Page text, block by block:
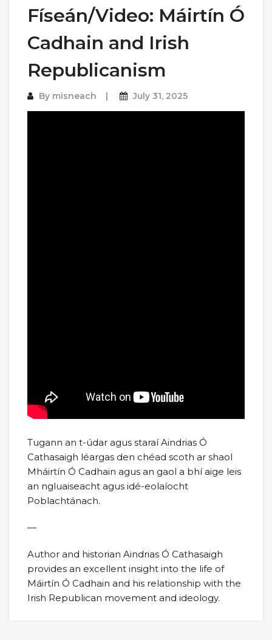
Físeán/Video: Máirtín Ó
Cadhain and Irish
Republicanism
By misneach July 31, 2025
Tugann an t-údar agus staraí Aindrias Ó
Cathasaigh léargas den chéad scoth ar shaol
Mháirtín Ó Cadhain agus an gaol a bhí aige leis
an ngluaiseacht agus idé-eolaíocht
Poblachtánach.
—
Author and historian Aindrias Ó Cathasaigh
provides an excellent insight into the life of
Máirtín Ó Cadhain and his relationship with the
Irish Republican movement and ideology.